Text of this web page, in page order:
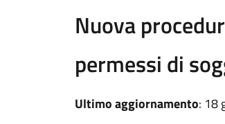
Nuova
permessi di
Ultimo aggiornamento: 18